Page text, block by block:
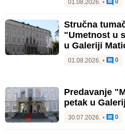
01.08.2026. • 0
Stručna
"Umetnost u
u Galeriji
01.08.2026. • 0
Predavanje
petak u
30.07.2026. • 0